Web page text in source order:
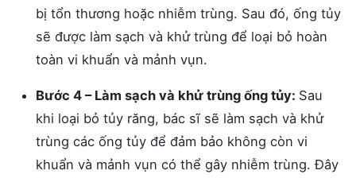
bị tổn thương hoặc nhiễm trùng. Sau đó, ống tủy
sẽ được làm sạch và khử trùng để loại bỏ hoàn
toàn vi khuẩn và mảnh vụn.
Bước 4 – Làm sạch và khử trùng ống tủy: Sau
khi loại bỏ tủy răng, bác sĩ sẽ làm sạch và khử
trùng các ống tủy để đảm bảo không còn vi
khuẩn và mảnh vụn có thể gây nhiễm trùng. Đây